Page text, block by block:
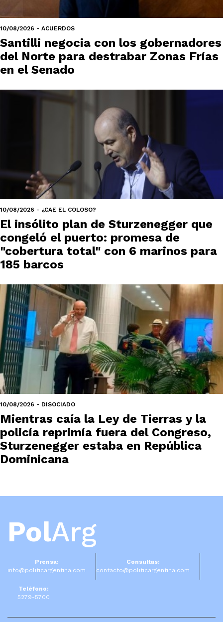
10/08/2026 - ACUERDOS
Santilli negocia con los gobernadores
del Norte para destrabar Zonas Frías
en el Senado
10/08/2026 - ¿CAE EL COLOSO?
El insólito plan de Sturzenegger que
congeló el puerto: promesa de
"cobertura total" con 6 marinos para
185 barcos
10/08/2026 - DISOCIADO
Mientras caía la Ley de Tierras y la
policía reprimía fuera del Congreso,
Sturzenegger estaba en República
Dominicana
PolArg
Prensa:
info@politicargentina.com
Consultas:
contacto@politicargentina.com
Teléfono:
5279-5700